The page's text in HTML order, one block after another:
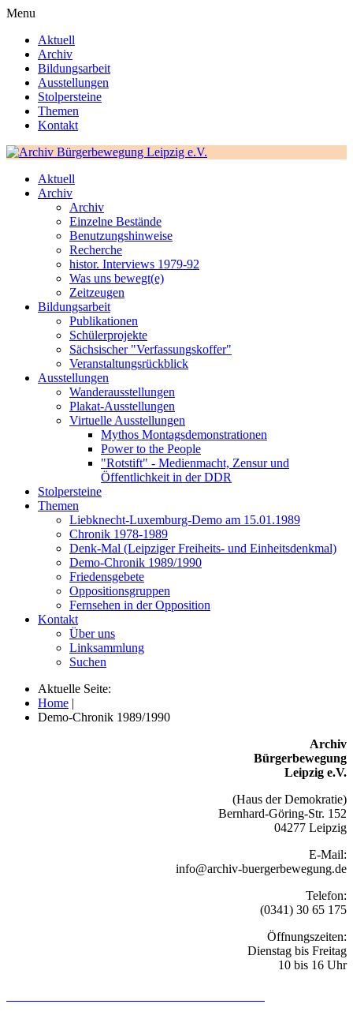
Menu
Aktuell
Archiv
Bildungsarbeit
Ausstellungen
Stolpersteine
Themen
Kontakt
Aktuell
Archiv
Archiv
Einzelne Bestände
Benutzungshinweise
Recherche
histor. Interviews 1979-92
Was uns bewegt(e)
Zeitzeugen
Bildungsarbeit
Publikationen
Schülerprojekte
Sächsischer "Verfassungskoffer"
Veranstaltungsrückblick
Ausstellungen
Wanderausstellungen
Plakat-Ausstellungen
Virtuelle Ausstellungen
Mythos Montagsdemonstrationen
Power to the People
"Rotstift" - Medienmacht, Zensur und
Öffentlichkeit in der DDR
Stolpersteine
Themen
Liebknecht-Luxemburg-Demo am 15.01.1989
Chronik 1978-1989
Denk-Mal (Leipziger Freiheits- und Einheitsdenkmal)
Demo-Chronik 1989/1990
Friedensgebete
Oppositionsgruppen
Fernsehen in der Opposition
Kontakt
Über uns
Linksammlung
Suchen
Aktuelle Seite:
Home |
Demo-Chronik 1989/1990
Archiv
Bürgerbewegung
Leipzig e.V.
(Haus der Demokratie)
Bernhard-Göring-Str. 152
04277 Leipzig
E-Mail:
info@archiv-buergerbewegung.de
Telefon:
(0341) 30 65 175
Öffnungszeiten:
Dienstag bis Freitag
10 bis 16 Uhr